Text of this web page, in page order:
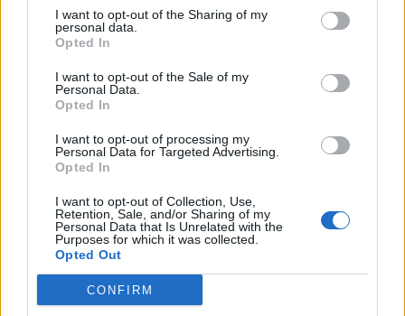
I want to opt-out of the Sharing of my
personal data.
Opted In
I want to opt-out of the Sale of my
Personal Data.
Opted In
I want to opt-out of processing my
Personal Data for Targeted Advertising.
Opted In
I want to opt-out of Collection, Use,
Retention, Sale, and/or Sharing of my
Personal Data that Is Unrelated with the
Purposes for which it was collected.
Opted Out
CONFIRM
ανθρώπινη φύση.
• Μπορεί επίσης να συνδέεται με τραυματικές
εμπειρίες, όπου η επαναφορά αυτής της
«καθαρότητας» λειτουργεί σαν μηχανισμός άμυνας
για να προστατεύσει το άτομο από το
συναισθηματικό πόνο.
Βιολογικές και ψυχολογικές επιπτώσεις
Η ψυχογενής ανορεξία έχει σοβαρές επιπτώσεις, από
την καρδιακή ανεπάρκεια και την οστεοπόρωση,